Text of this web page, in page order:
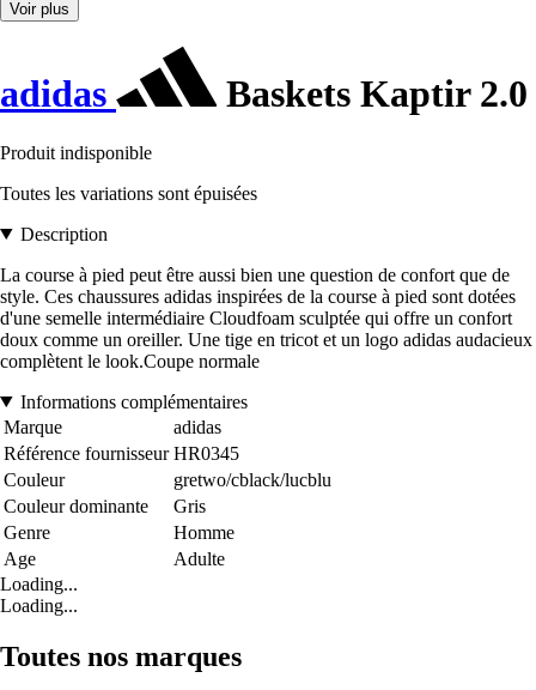
Voir plus
adidas Baskets Kaptir 2.0
Produit indisponible
Toutes les variations sont épuisées
Description
La course à pied peut être aussi bien une question de confort que de
style. Ces chaussures adidas inspirées de la course à pied sont dotées
d'une semelle intermédiaire Cloudfoam sculptée qui offre un confort
doux comme un oreiller. Une tige en tricot et un logo adidas audacieux
complètent le look.Coupe normale
Informations complémentaires
Marque
adidas
Référence fournisseur HR0345
Couleur
gretwo/cblack/lucblu
Couleur dominante
Gris
Genre
Homme
Age
Adulte
Loading...
Loading...
Toutes nos marques